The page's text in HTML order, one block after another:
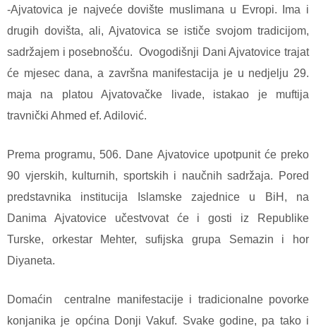
-Ajvatovica je najveće dovište muslimana u Evropi. Ima i
drugih dovišta, ali, Ajvatovica se ističe svojom tradicijom,
sadržajem i posebnošću. Ovogodišnji Dani Ajvatovice trajat
će mjesec dana, a završna manifestacija je u nedjelju 29.
maja na platou Ajvatovačke livade, istakao je muftija
travnički Ahmed ef. Adilović.
Prema programu, 506. Dane Ajvatovice upotpunit će preko
90 vjerskih, kulturnih, sportskih i naučnih sadržaja. Pored
predstavnika institucija Islamske zajednice u BiH, na
Danima Ajvatovice učestvovat će i gosti iz Republike
Turske, orkestar Mehter, sufijska grupa Semazin i hor
Diyaneta.
Domaćin centralne manifestacije i tradicionalne povorke
konjanika je općina Donji Vakuf. Svake godine, pa tako i